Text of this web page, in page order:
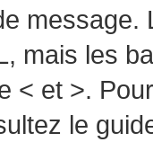
message.
mais les
< et >.
le